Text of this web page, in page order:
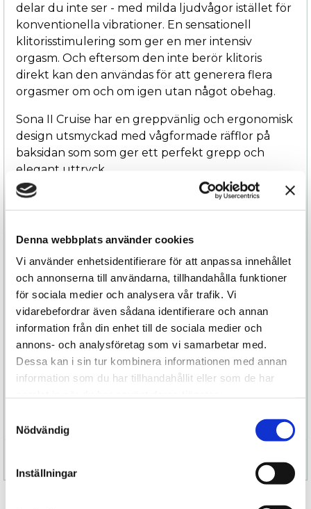
Denna webbplats använder cookies
Vi använder enhetsidentifierare för att anpassa innehållet
och annonserna till användarna, tillhandahålla funktioner
för sociala medier och analysera vår trafik. Vi
vidarebefordrar även sådana identifierare och annan
information från din enhet till de sociala medier och
annons- och analysföretag som vi samarbetar med.
Dessa kan i sin tur kombinera informationen med annan
information som du har tillhandahållit eller som de har
Nödvändig
Inställningar
delar du inte ser - med milda ljudvågor istället för
konventionella vibrationer. En sensationell
klitorisstimulering som ger en mer intensiv
orgasm. Och eftersom den inte berör klitoris
direkt kan den användas för att generera flera
orgasmer om och om igen utan något obehag.
Sona II Cruise har en greppvänlig och ergonomisk
design utsmyckad med vågformade räfflor på
baksidan som som ger ett perfekt grepp och
elegant uttryck.
Munstycket är något bredare och extra mjukt en
för djupare njutning. Med en mjukare vaddering
intensitetsnivåer ger den en mer varierad
njutning. Dessutom är knapparna lätta att reglera
- även när du blundar och ger dig hän.
SONA II Cruise är tillverkad av ett helt stycke
silkeslent premiumsilikon, utan några skarvar och
dessutom 100 procent vattentät – även vid
laddningsuttaget - vilket gör den oerhört lätt att
rengöra. Och inte minst så helt underbar att